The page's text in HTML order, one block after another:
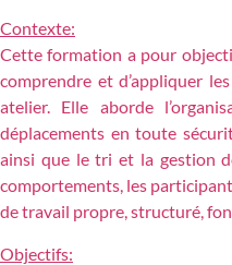
Contexte:
Cette formation a pour
comprendre et d’appliquer
atelier. Elle aborde
déplacements en toute
ainsi que le tri et la gestion
comportements, les
de travail propre, structuré,
Objectifs: